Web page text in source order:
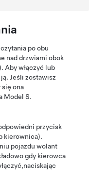
po obu
nad drzwiami obok
Aby włączyć lub
Jeśli zostawisz
się ona
Model S.
przycisk
kierownica).
pojazdu wolant
gdy kierowca